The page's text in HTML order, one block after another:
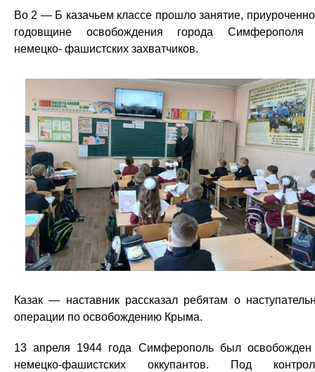
Во 2 — Б казачьем классе прошло занятие,
годовщине освобождения города Симферополя
немецко- фашистских захватчиков.
Казак — наставник рассказал ребятам о
операции по освобождению Крыма.
13 апреля 1944 года Симферополь был освобожден
немецко-фашистских оккупантов. Под